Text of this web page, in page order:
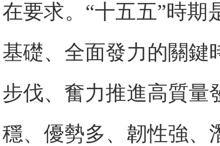
在要求。“十五五”時期
基礎、全面發力的關鍵
步伐、奮力推進高質量
穩、優勢多、韌性強、